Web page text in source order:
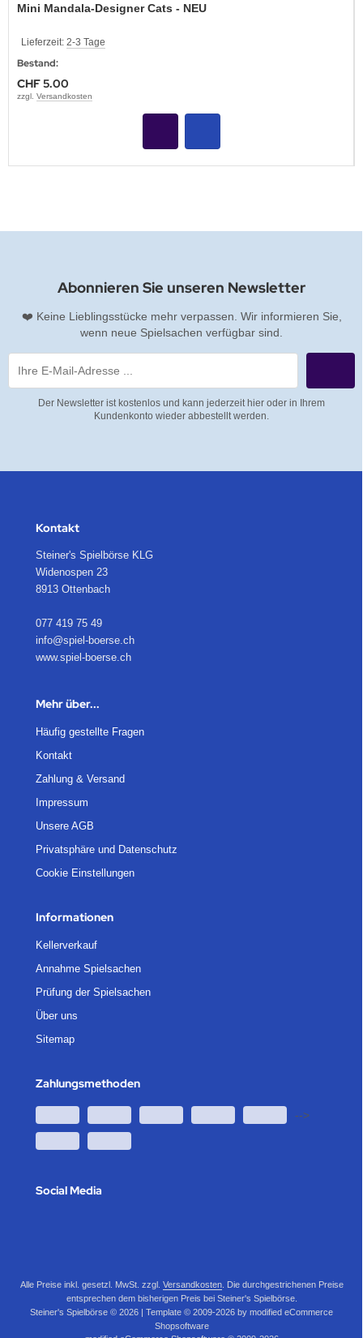
Mini Mandala-Designer Cats - NEU
Lieferzeit: 2-3 Tage
Bestand:
CHF 5.00
zzgl. Versandkosten
Abonnieren Sie unseren Newsletter
❤️ Keine Lieblingsstücke mehr verpassen. Wir informieren Sie,
wenn neue Spielsachen verfügbar sind.
Der Newsletter ist kostenlos und kann jederzeit hier oder in Ihrem
Kundenkonto wieder abbestellt werden.
Kontakt
Steiner's Spielbörse KLG
Widenospen 23
8913 Ottenbach
077 419 75 49
info@spiel-boerse.ch
www.spiel-boerse.ch
Mehr über...
Häufig gestellte Fragen
Kontakt
Zahlung & Versand
Impressum
Unsere AGB
Privatsphäre und Datenschutz
Cookie Einstellungen
Informationen
Kellerverkauf
Annahme Spielsachen
Prüfung der Spielsachen
Über uns
Sitemap
Zahlungsmethoden
-->
Social Media
Alle Preise inkl. gesetzl. MwSt. zzgl. Versandkosten. Die durchgestrichenen Preise
entsprechen dem bisherigen Preis bei Steiner's Spielbörse.
Steiner's Spielbörse © 2026 | Template © 2009-2026 by modified eCommerce
Shopsoftware